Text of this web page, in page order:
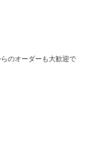
のオーダーも大歓迎で